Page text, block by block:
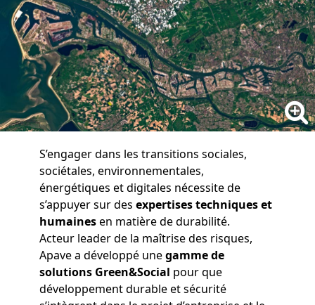
S’engager dans les transitions sociales,
sociétales, environnementales,
énergétiques et digitales nécessite de
s’appuyer sur des expertises techniques et
humainesen matière de durabilité.
Acteur leader de la maîtrise des risques,
Apave a développé unegamme de
solutions Green&Social pour que
développement durable et sécurité